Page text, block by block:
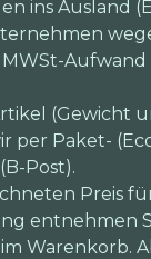
ins Ausland
(Gewicht
per Paket-
Post).
Preis
entnehmen
Warenkorb.